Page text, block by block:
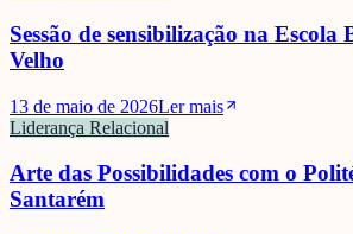
Sessão de sensibilização na
Velho
13 de maio de 2026Ler mais
Liderança Relacional
Arte das Possibilidades com o
Santarém